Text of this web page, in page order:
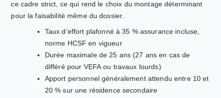
ce cadre strict, ce qui rend le choix du montage déterminant
pour la faisabilité même du dossier.
Taux d’effort plafonné à 35 % assurance incluse,
norme HCSF en vigueur
Durée maximale de 25 ans (27 ans en cas de
différé pour VEFA ou travaux lourds)
Apport personnel généralement attendu entre 10 et
20 % sur une résidence secondaire